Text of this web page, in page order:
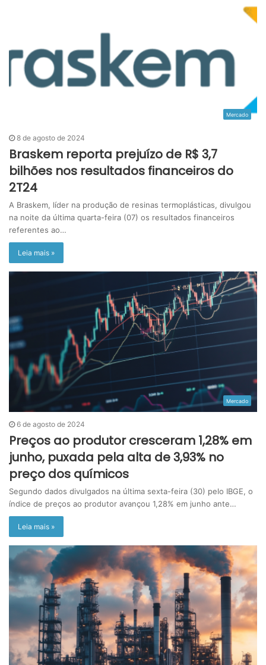
Mercado
8 de agosto de 2024
Braskem reporta prejuízo de R$ 3,7
bilhões nos resultados financeiros do
2T24
A Braskem, líder na produção de resinas termoplásticas, divulgou
na noite da última quarta-feira (07) os resultados financeiros
referentes ao…
Leia mais »
Mercado
6 de agosto de 2024
Preços ao produtor cresceram 1,28% em
junho, puxada pela alta de 3,93% no
preço dos químicos
Segundo dados divulgados na última sexta-feira (30) pelo IBGE, o
índice de preços ao produtor avançou 1,28% em junho ante…
Leia mais »